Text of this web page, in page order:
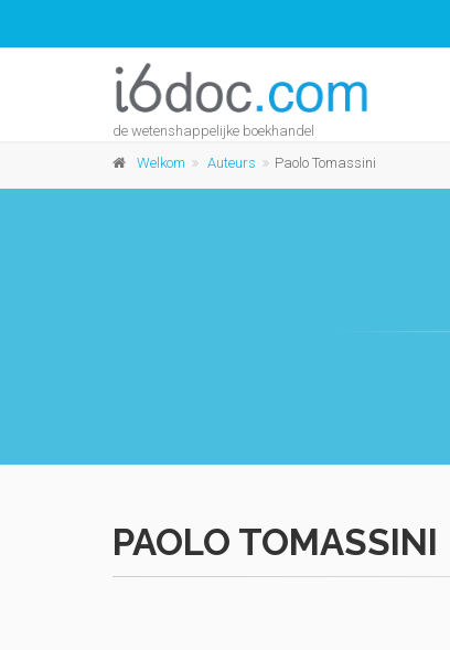
de wetenshappelijke boekhandel
Welkom Auteurs Paolo Tomassini
PAOLO TOMASSINI